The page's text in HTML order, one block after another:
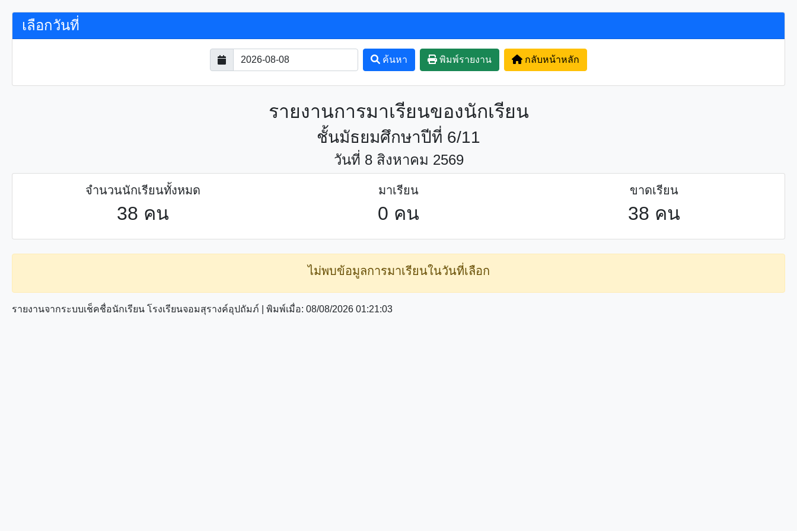
เลือกวันที่
ค้นหา พิมพ์รายงาน กลับหน้าหลัก
รายงานการมาเรียนของนักเรียน
ชั้นมัธยมศึกษาปีที่ 6/11
วันที่ 8 สิงหาคม 2569
จำนวนนักเรียนทั้งหมด
38 คน
มาเรียน
0 คน
ขาดเรียน
38 คน
ไม่พบข้อมูลการมาเรียนในวันที่เลือก
รายงานจากระบบเช็คชื่อนักเรียน โรงเรียนจอมสุรางค์อุปถัมภ์ | พิมพ์เมื่อ: 08/08/2026 01:21:03